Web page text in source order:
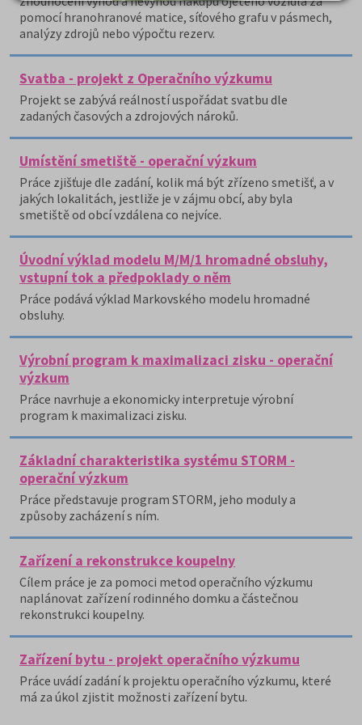
pomocí hranohranové matice, síťového grafu v pásmech,
analýzy zdrojů nebo výpočtu rezerv.
Svatba - projekt z Operačního výzkumu
Projekt se zabývá reálností uspořádat svatbu dle
zadaných časových a zdrojových nároků.
Umístění smetiště - operační výzkum
Práce zjišťuje dle zadání, kolik má být zřízeno smetišť, a v
jakých lokalitách, jestliže je v zájmu obcí, aby byla
smetiště od obcí vzdálena co nejvíce.
Úvodní výklad modelu M/M/1 hromadné obsluhy,
vstupní tok a předpoklady o něm
Práce podává výklad Markovského modelu hromadné
obsluhy.
Výrobní program k maximalizaci zisku - operační
výzkum
Práce navrhuje a ekonomicky interpretuje výrobní
program k maximalizaci zisku.
Základní charakteristika systému STORM -
operační výzkum
Práce představuje program STORM, jeho moduly a
způsoby zacházení s ním.
Zařízení a rekonstrukce koupelny
Cílem práce je za pomoci metod operačního výzkumu
naplánovat zařízení rodinného domku a částečnou
rekonstrukci koupelny.
Zařízení bytu - projekt operačního výzkumu
Práce uvádí zadání k projektu operačního výzkumu, které
má za úkol zjistit možnosti zařízení bytu.